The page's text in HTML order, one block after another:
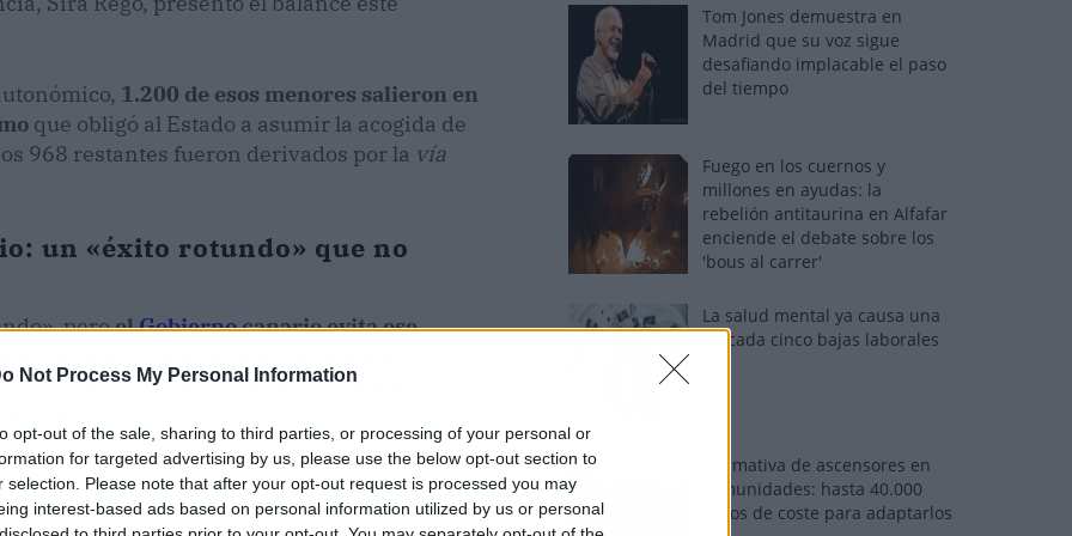
Not Process My Personal Information
opt-out of the sale, sharing to third parties, or processing of your personal or
for targeted advertising by us, please use the below opt-out section to
selection. Please note that after your opt-out request is processed you may
interest-based ads based on personal information utilized by us or personal
1.200 de esos menores salieron en
que obligó al Estado a asumir la acogida de
968 restantes fueron derivados por la vía
un «éxito rotundo» que no
peroelGobiernocanario evita ese
que han supuesto las reubicaciones y el
hayan recurrido cada paso no puede
Tom Jones demuestra en
Madrid que su voz sigue
desafiando implacable el paso
del tiempo
Fuego en los cuernos y
millones en ayudas: la
rebelión antitaurina en Alfafar
enciende el debate sobre los
'bous al carrer'
La salud mental ya causa una
de cada cinco bajas laborales
Normativa de ascensores en
comunidades: hasta 40.000
euros de coste para adaptarlos